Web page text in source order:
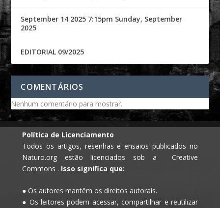
September 14 2025 7:15pm Sunday, September
2025
EDITORIAL 09/2025
COMENTÁRIOS
Nenhum comentário para mostrar.
Política de Licenciamento
Todos os artigos, resenhas e ensaios publicados no
Naturo.org estão licenciados sob a Creative
Commons . Isso significa que:
● Os autores mantêm os direitos autorais.
● Os leitores podem acessar, compartilhar e reutilizar